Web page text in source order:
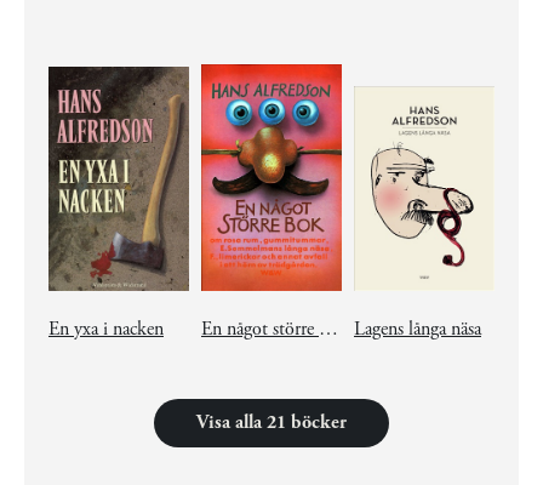
En yxa i nacken En något större bok Lagens långa näsa
Visa alla 21 böcker